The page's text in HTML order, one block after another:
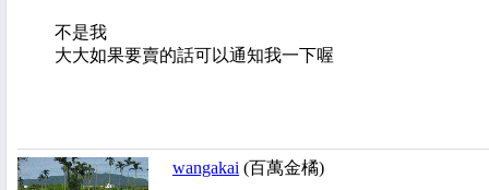
不是我
大大如果要賣的話可以通知我一下喔
wangakai (百萬金橘)